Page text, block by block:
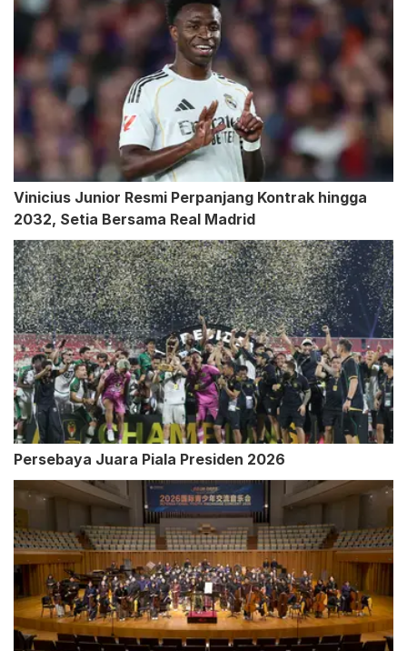
Vinicius Junior Resmi Perpanjang Kontrak hingga
2032, Setia Bersama Real Madrid
Persebaya Juara Piala Presiden 2026